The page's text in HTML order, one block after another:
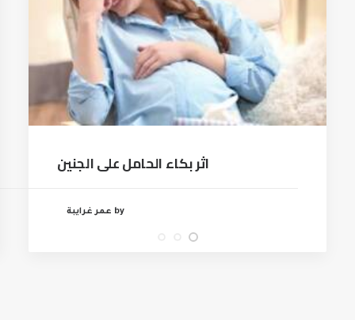
اثر بكاء الحامل على الجنين
by عمر غرايبة